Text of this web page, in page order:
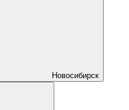
Новосибирск